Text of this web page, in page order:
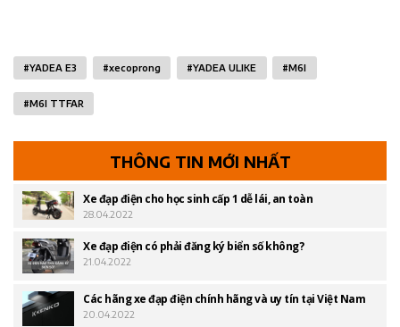
#YADEA E3 #xecoprong #YADEA ULIKE #M6I
#M6I TTFAR
THÔNG TIN MỚI NHẤT
Xe đạp điện cho học sinh cấp 1 dễ lái, an toàn
28.04.2022
Xe đạp điện có phải đăng ký biển số không?
21.04.2022
Các hãng xe đạp điện chính hãng và uy tín tại Việt Nam
20.04.2022